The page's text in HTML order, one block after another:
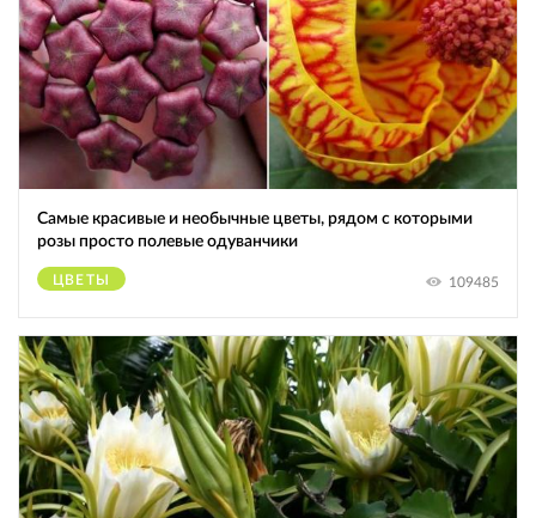
Самые красивые и необычные цветы, рядом с которыми
розы просто полевые одуванчики
ЦВЕТЫ 109485